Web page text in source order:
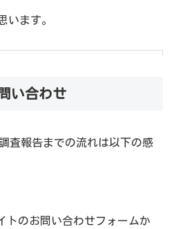
います。
いただいている探偵事務所で
なく
い合わせ
査報告までの流れは以下の感
トのお問い合わせフォームか